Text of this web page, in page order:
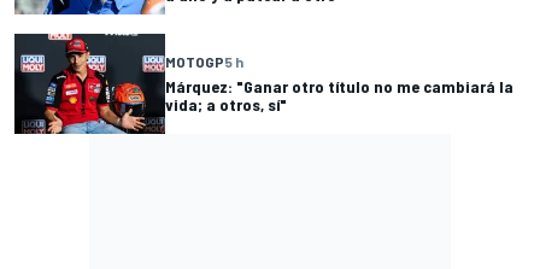
MOTOGP5 h
Márquez: "Ganar otro título no me cambiará la
vida; a otros, sí"